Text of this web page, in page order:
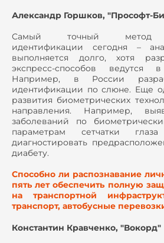
Александр Горшков, "Прософт-
Самый точный метод
идентификации сегодня –
выполняется долго, хотя
экспресс-способов ведутся
Например, в России
идентификации по слюне. Еще
развития биометрических
направления. Например,
заболеваний по
параметрам сетчатки
диагностировать
диабету.
Способно ли распознавание
пять лет обеспечить полную
на транспортной
транспорт, автобусные
Константин Кравченко, "Вокорд"